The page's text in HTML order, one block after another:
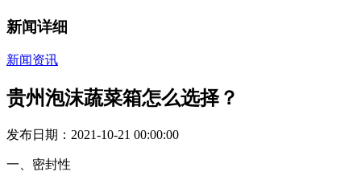
新闻详细
新闻资讯
贵州泡沫蔬菜箱怎么选择？
发布日期：2021-10-21 00:00:00
一、密封性